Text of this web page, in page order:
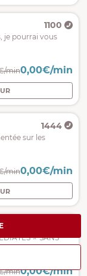
1100
je pourrai vous
min0,00€/min
1444
min0,00€/min
⭐ SANS
min0,00€/min